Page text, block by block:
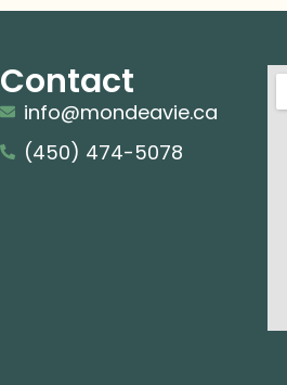
Contact
info@mondeavie.ca
(450) 474-5078